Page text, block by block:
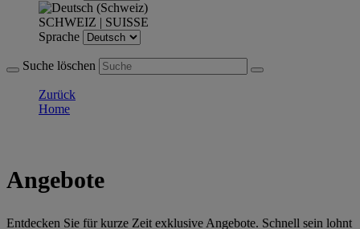
SCHWEIZ | SUISSE
Sprache
Suche löschen
Zurück
Home
Angebote
Entdecken Sie für kurze Zeit exklusive Angebote. Schnell sein lohnt